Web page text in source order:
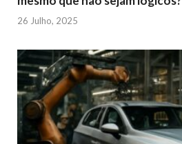
26 Julho, 2025